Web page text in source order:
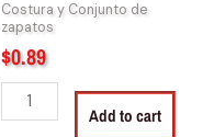
Costura y Conjunto de
zapatos
$0.89
Add to cart